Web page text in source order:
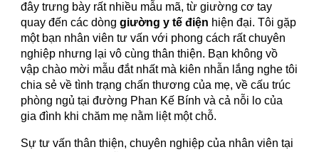
đây trưng bày rất nhiều mẫu mã, từ giường cơ tay
quay đến các dònggiường y tế điện hiện đại. Tôi gặp
một bạn nhân viên tư vấn với phong cách rất chuyên
nghiệp nhưng lại vô cùng thân thiện. Bạn không vồ
vập chào mời mẫu đắt nhất mà kiên nhẫn lắng nghe tôi
chia sẻ về tình trạng chấn thương của mẹ, về cấu trúc
phòng ngủ tại đường Phan Kế Bính và cả nỗi lo của
gia đình khi chăm mẹ nằm liệt một chỗ.
Sự tư vấn thân thiện, chuyên nghiệp của nhân viên tại